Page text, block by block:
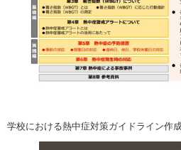
学校における熱中症対策ガイドライン作